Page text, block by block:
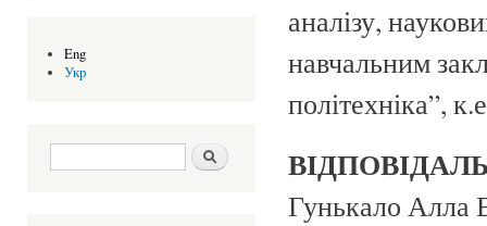
Eng
Укр
Search form Search
аналізу,
навчальним
політехніка”,
Гунькало Алла